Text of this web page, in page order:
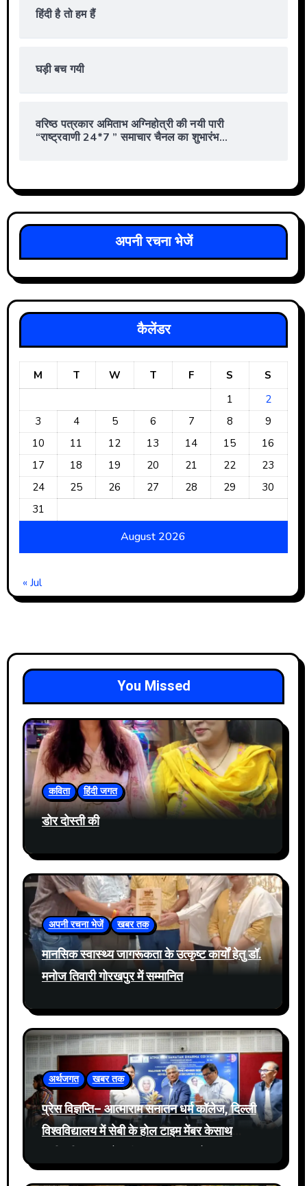
हिंदी है तो हम हैं
घड़ी बच गयी
वरिष्ठ पत्रकार अमिताभ अग्निहोत्री की नयी पारी
“राष्ट्रवाणी 24*7 ” समाचार चैनल का शुभारंभ…
अपनी रचना भेजें
कैलेंडर
August 2026
M T W T F S
S
1
2
3
4 5 6 7 8
9
10
11 12 13 14 15
16
17
18 19 20 21 22
23
24
25 26 27 28 29
30
31
« Jul
You Missed
कविता हिंदी जगत
डोर दोस्ती की
अपनी रचना भेजें खबर तक
मानसिक स्वास्थ्य जागरूकता के उत्कृष्ट कार्यों हेतु डॉ.
मनोज तिवारी गोरखपुर में सम्मानित
अर्थजगत खबर तक
प्रेस विज्ञप्ति– आत्माराम सनातन धर्म कॉलेज, दिल्ली
विश्वविद्यालय में सेबी के होल टाइम मेंबर केसाथ
आयोजित